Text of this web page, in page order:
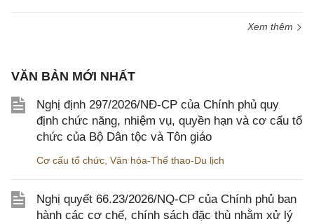
Xem thêm
VĂN BẢN MỚI NHẤT
Nghị định 297/2026/NĐ-CP của Chính phủ quy
định chức năng, nhiệm vụ, quyền hạn và cơ cấu tổ
chức của Bộ Dân tộc và Tôn giáo
Cơ cấu tổ chức Văn hóa-Thể thao-Du lịch
Nghị quyết 66.23/2026/NQ-CP của Chính phủ ban
hành các cơ chế, chính sách đặc thù nhằm xử lý